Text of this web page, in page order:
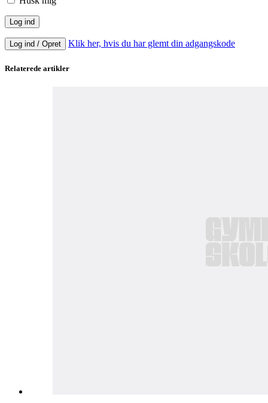
Log ind / Opret Klik her, hvis du har glemt din adgangskode
Relaterede artikler